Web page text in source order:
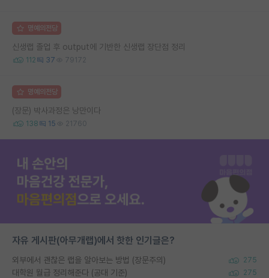
명예의전당
신생랩 졸업 후 output에 기반한 신생랩 장단점 정리
112 37 79172
명예의전당
(장문) 박사과정은 낭만이다
138 15 21760
자유 게시판(아무개랩)에서 핫한 인기글은?
외부에서 괜찮은 랩을 알아보는 방법 (장문주의) 275
대학원 월급 정리해준다 (공대 기준) 275